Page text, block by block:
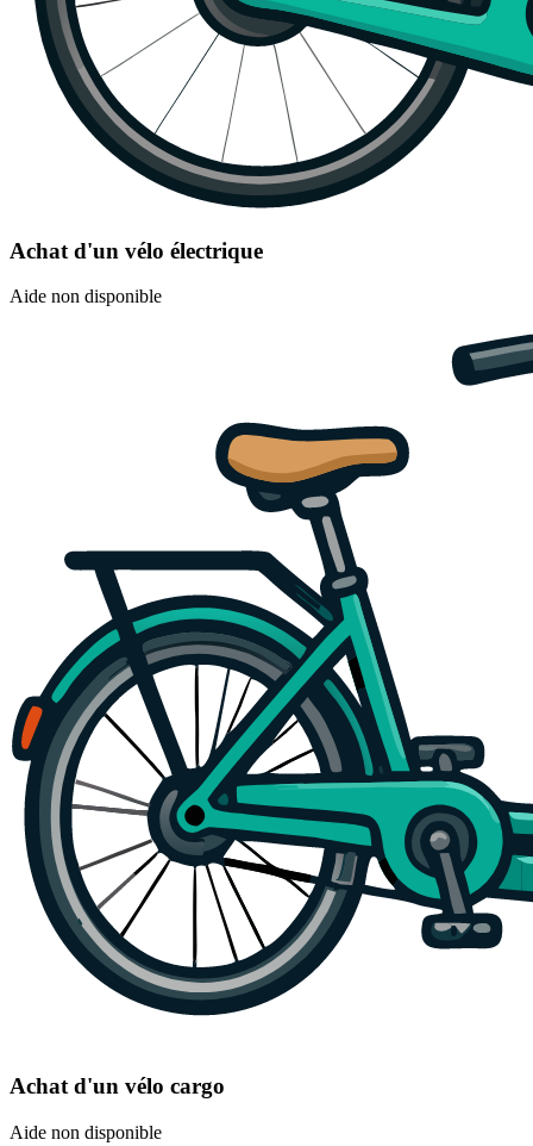
Achat d'un vélo électrique
Aide non disponible
Achat d'un vélo cargo
Aide non disponible